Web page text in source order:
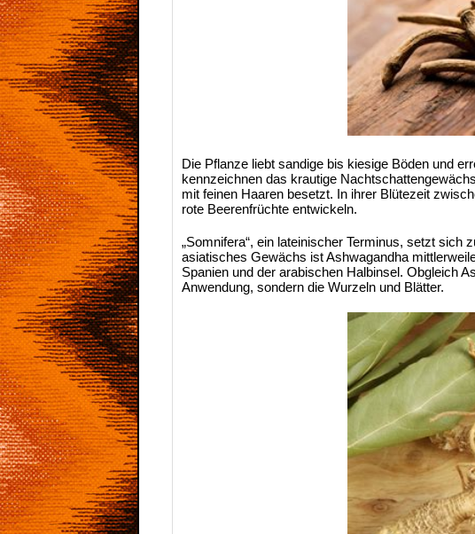
Die Pflanze liebt sandige bis kiesige Böden und
kennzeichnen das krautige
mit feinen Haaren besetzt. In ihrer Blütezeit
rote Beerenfrüchte entwickeln.
„Somnifera“, ein lateinischer Terminus, setzt sich
asiatisches Gewächs ist Ashwagandha
Spanien und der arabischen Halbinsel. Obgleich
Anwendung, sondern die Wurzeln und Blätter.